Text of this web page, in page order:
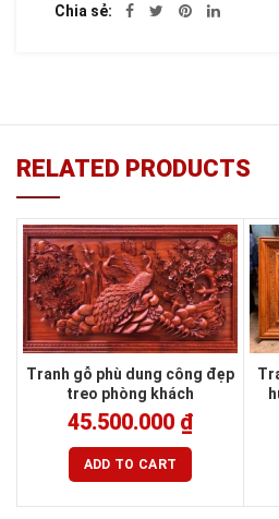
Chia sẻ
RELATED PRODUCTS
Tranh gỗ phù dung công đẹp
treo phòng khách
45.500.000 ₫
ADD TO CART